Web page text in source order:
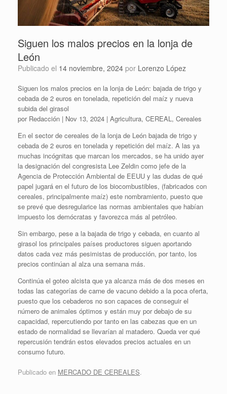
Siguen los malos precios en la lonja de
León
Publicado el 14 noviembre, 2024 por Lorenzo López
Siguen los malos precios en la lonja de León: bajada de trigo y
cebada de 2 euros en tonelada, repetición del maíz y nueva
subida del girasol
por Redacción | Nov 13, 2024 | Agricultura, CEREAL, Cereales
En el sector de cereales de la lonja de León bajada de trigo y
cebada de 2 euros en tonelada y repetición del maíz. A las ya
muchas incógnitas que marcan los mercados, se ha unido ayer
la designación del congresista Lee Zeldin como jefe de la
Agencia de Protección Ambiental de EEUU y las dudas de qué
papel jugará en el futuro de los biocombustibles, (fabricados con
cereales, principalmente maíz) este nombramiento, puesto que
se prevé que desregularice las normas ambientales que habían
impuesto los demócratas y favorezca más al petróleo.
Sin embargo, pese a la bajada de trigo y cebada, en cuanto al
girasol los principales países productores siguen aportando
datos cada vez más pesimistas de producción, por tanto, los
precios continúan al alza una semana más.
Continúa el goteo alcista que ya alcanza más de dos meses en
todas las categorías de carne de vacuno debido a la poca oferta,
puesto que los cebaderos no son capaces de conseguir el
número de animales óptimos y están muy por debajo de su
capacidad, repercutiendo por tanto en las cabezas que en un
estado de normalidad se llevarían al matadero. Queda ver qué
repercusión tendrán estos elevados precios actuales en un
consumo futuro.
Publicado en MERCADO DE CEREALES.